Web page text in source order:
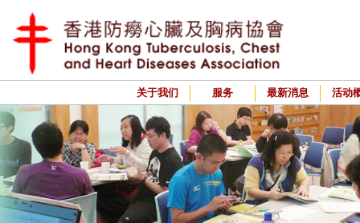
关于我们 服务 最新消息 活动